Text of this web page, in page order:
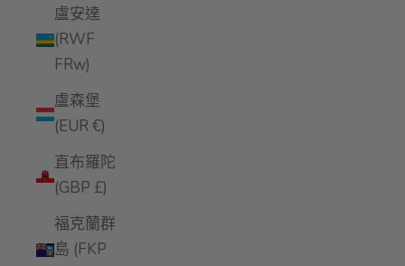
盧安達
(RWF
FRw)
盧森堡
(EUR €)
直布羅陀
(GBP £)
福克蘭群
島 (FKP